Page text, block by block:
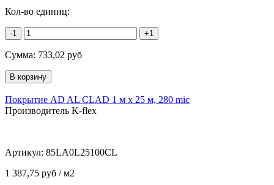
Кол-во единиц:
-1 +1
Сумма: 733,02 руб
Покрытие AD AL CLAD 1 м х 25 м, 280 mic
Производитель K-flex
Артикул: 85LA0L25100CL
1 387,75 руб / м2